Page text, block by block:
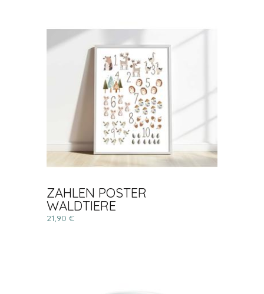
ZAHLEN POSTER
WALDTIERE
21,90 €